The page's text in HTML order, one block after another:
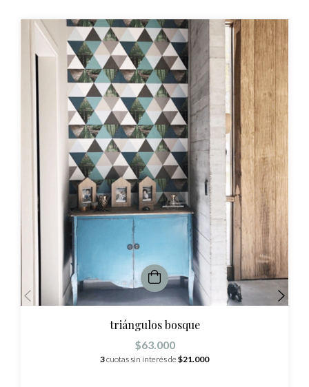
triángulos bosque
$63.000
3cuotas sin interés de$21.000